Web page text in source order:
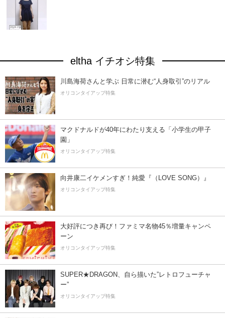
eltha イチオシ特集
川島海荷さんと学ぶ 日常に潜む“人身取引”のリアル
オリコンタイアップ特集
マクドナルドが40年にわたり支える「小学生の甲子
園」
オリコンタイアップ特集
向井康二イケメンすぎ！純愛『（LOVE SONG）』
オリコンタイアップ特集
大好評につき再び！ファミマ名物45％増量キャンペ
ーン
オリコンタイアップ特集
SUPER★DRAGON、自ら描いた”レトロフューチャ
ー”
オリコンタイアップ特集